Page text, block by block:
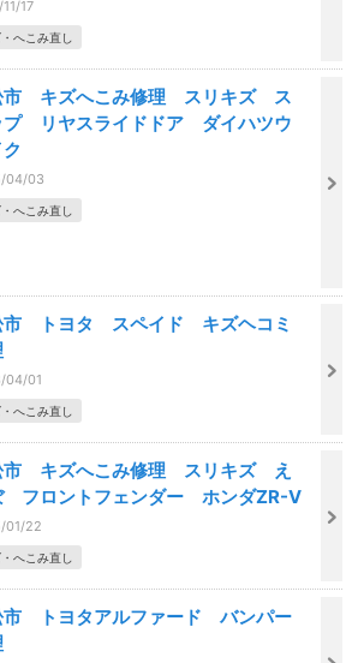
17
へこみ直し
市 キズへこみ修理 スリキズ ス
プ リヤスライドドア ダイハツウ
04/03
へこみ直し
市 トヨタ スペイド キズヘコミ
04/01
へこみ直し
市 キズへこみ修理 スリキズ え
フロントフェンダー ホンダZR-V
01/22
へこみ直し
市 トヨタアルファード バンパー